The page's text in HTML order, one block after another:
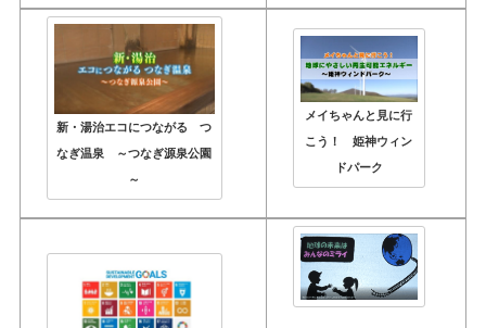
新・湯治エコにつながる つ
なぎ温泉 ～つなぎ源泉公園
～
メイちゃんと見に行
こう！ 姫神ウィン
ドパーク